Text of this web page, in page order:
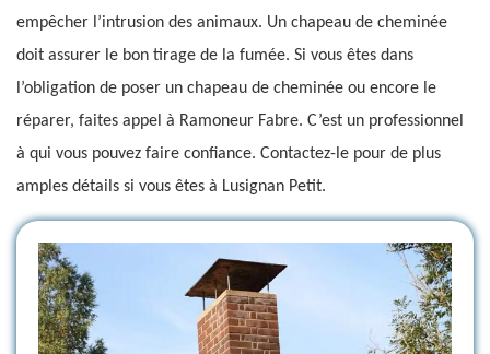
empêcher l’intrusion des animaux. Un chapeau de cheminée
doit assurer le bon tirage de la fumée. Si vous êtes dans
l’obligation de poser un chapeau de cheminée ou encore le
réparer, faites appel à Ramoneur Fabre. C’est un professionnel
à qui vous pouvez faire confiance. Contactez-le pour de plus
amples détails si vous êtes à Lusignan Petit.